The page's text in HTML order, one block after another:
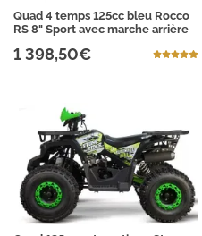
Quad 4 temps 125cc bleu Rocco
RS 8" Sport avec marche arrière
1 398,50€